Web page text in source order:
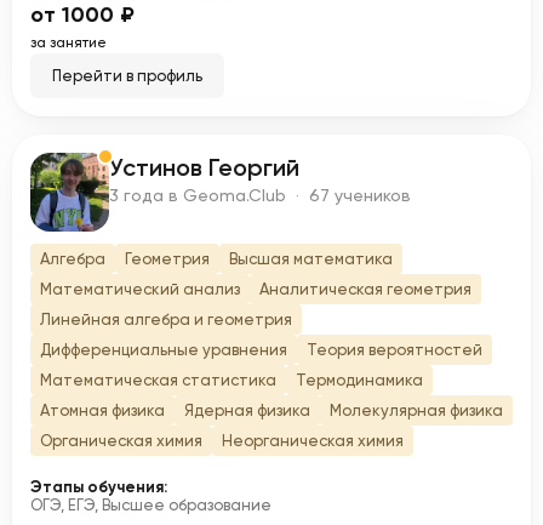
от 1000 ₽
за занятие
Перейти в профиль
У Устинов Георгий
3 года в Geoma.Club · 67 учеников
Алгебра Геометрия
Высшая математика
Математический анализ
Аналитическая геометрия
Линейная алгебра и геометрия
Дифференциальные уравнения
Теория вероятностей
Математическая статистика
Термодинамика
Атомная физика
Ядерная физика
Молекулярная физика
Органическая химия
Неорганическая химия
Этапы обучения:
ОГЭ, ЕГЭ, Высшее образование